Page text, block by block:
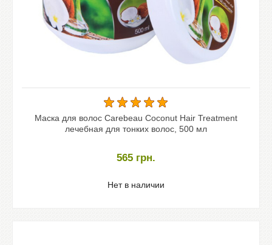
Маска для волос Carebeau Coconut Hair Treatment
лечебная для тонких волос, 500 мл
565 грн.
Нет в наличии